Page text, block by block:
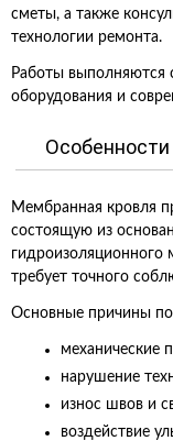
сметы, а также
технологии ремонта.
Работы выполняются
оборудования и
Мембранная кровля
состоящую из
требует точного
Основные причины
механические
нарушение
износ швов и
воздействие